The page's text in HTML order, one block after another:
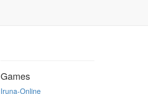
Games
Iruna-Online